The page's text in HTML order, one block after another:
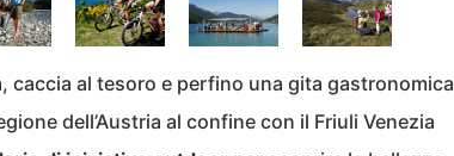
caccia al tesoro e perfino una gita gastronomica
dell’Austria al confine con il Friuli Venezia